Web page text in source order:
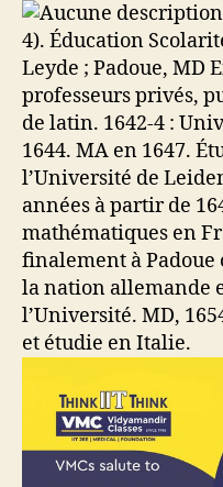
4). Éducation
Leyde ; Padoue, MD
professeurs privés,
de latin. 1642-4 :
1644. MA en 1647.
l’Université de
années à partir de
mathématiques en
finalement à
la nation allemande
l’Université. MD,
et étudie en Italie.